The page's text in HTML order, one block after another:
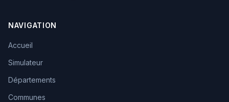
NAVIGATION
Accueil
Simulateur
Départements
Communes